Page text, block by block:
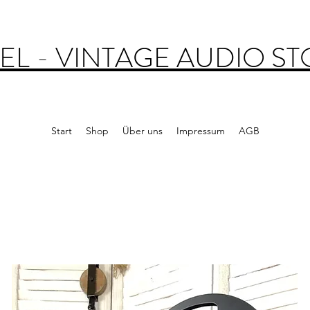
- VINTAGE AUDIO
Start Shop Über uns Impressum AGB